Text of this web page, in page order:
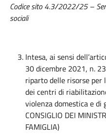
Codice sito 4.3/2022/25 –
sociali
Intesa, ai sensi
30 dicembre 2021, n.
riparto delle risorse per
dei centri di
violenza domestica e di
CONSIGLIO DEI
FAMIGLIA)